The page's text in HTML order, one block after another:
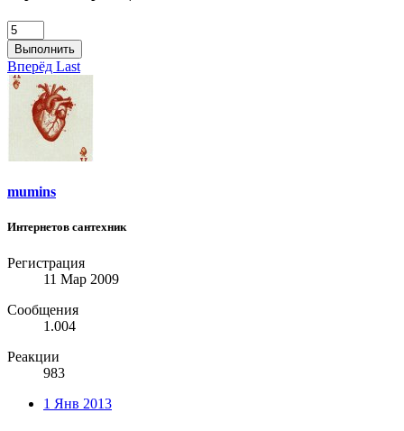
Выполнить
Вперёд Last
mumins
Интернетов сантехник
Регистрация
11 Мар 2009
Сообщения
1.004
Реакции
983
1 Янв 2013